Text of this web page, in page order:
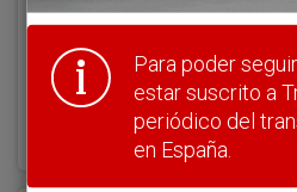
¿Olvidó su clave?
Haga clic aquí para recuperarla.
Para poder
estar suscrito a
periódico del
en España.